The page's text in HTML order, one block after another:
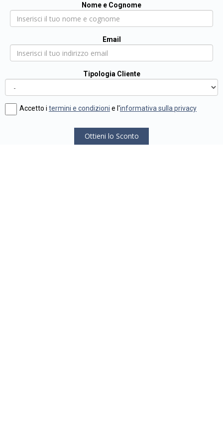
Nome e Cognome
Email
Tipologia Cliente
Accetto i termini e condizioni e l'informativa sulla privacy
Ottieni lo Sconto